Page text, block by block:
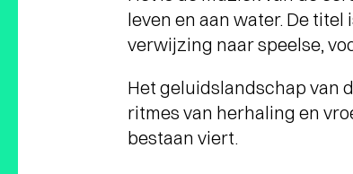
leven en aan water. De titel
verwijzing naar speelse,
Het geluidslandschap van
ritmes van herhaling en
bestaan ​​viert.